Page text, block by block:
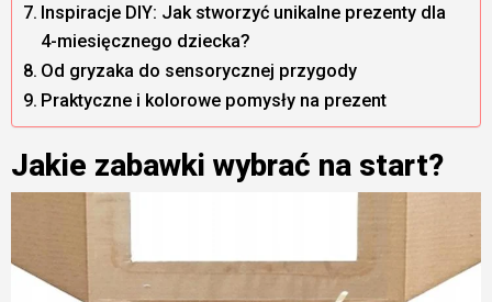
Inspiracje DIY: Jak stworzyć unikalne prezenty dla
4-miesięcznego dziecka?
Od gryzaka do sensorycznej przygody
Praktyczne i kolorowe pomysły na prezent
Jakie zabawki wybrać na start?